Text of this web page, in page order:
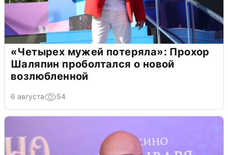
«Четырех мужей потеряла»: Прохор
Шаляпин проболтался о новой
возлюбленной
6 августа 54